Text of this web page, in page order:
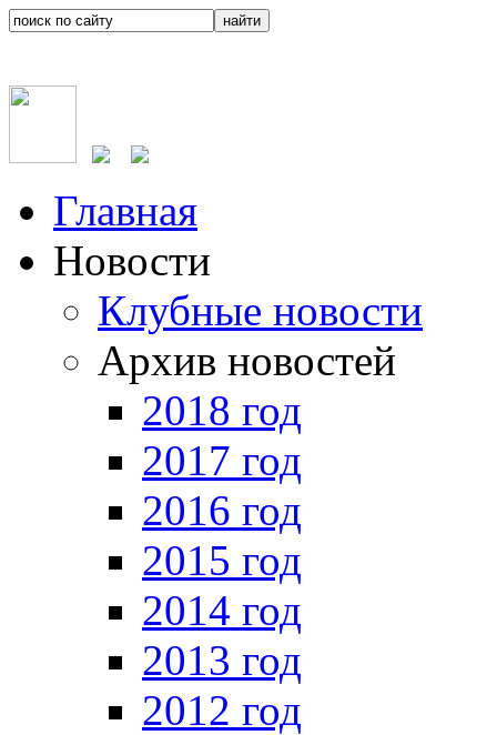
Главная
Новости
Клубные новости
Архив новостей
2018 год
2017 год
2016 год
2015 год
2014 год
2013 год
2012 год